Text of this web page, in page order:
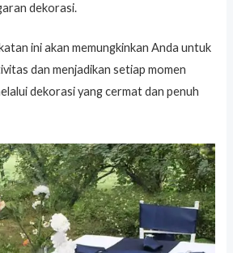
dekorasi.
ini akan memungkinkan Anda untuk
dan menjadikan setiap momen
dekorasi yang cermat dan penuh